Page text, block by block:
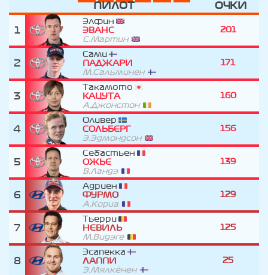
ПИЛОТ ОЧКИ
1
Элфин
ЭВАНС
С.Мартин
201
2
Сами
ПАДЖАРИ
М.Сальминен
171
3
Такамото
КАЦУТА
А.Джонстон
160
4
Оливер
СОЛЬБЕРГ
Э.Эдмондсон
156
5
Себастьен
ОЖЬЕ
В.Ландэ
139
6
Адриен
ФУРМО
А.Кориа
129
7
Тьерри
НЕВИЛЬ
М.Видэге
125
8
Эсапекка
ЛАППИ
Э.Мялкёнен
25